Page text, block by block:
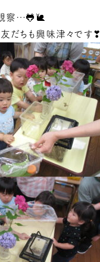
察…🐸🐌
だちも興味津々です❣